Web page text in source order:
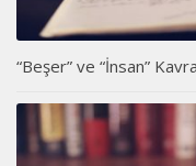
“Beşer” ve “İnsan”